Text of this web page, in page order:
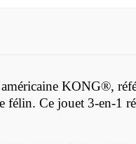
KONG®,
félin. Ce jouet 3-en-1